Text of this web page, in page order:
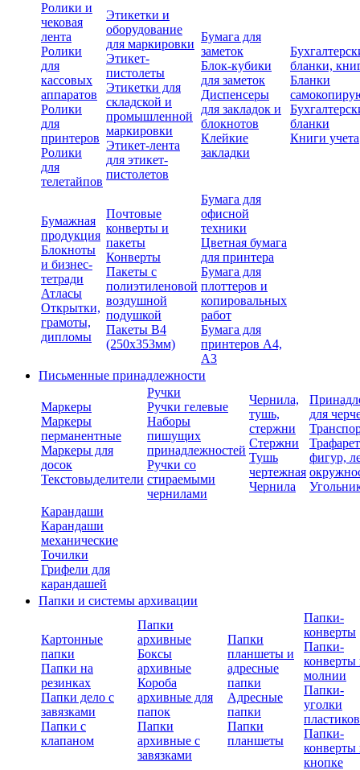
Ролики и
чековая
лента
Ролики
для
кассовых
аппаратов
Ролики
для
принтеров
Ролики
для
телетайпов
Этикетки и
оборудование
для маркировки
Этикет-
пистолеты
Этикетки для
складской и
промышленной
маркировки
Этикет-лента
для этикет-
пистолетов
Бумага для
заметок
Блок-кубики
для заметок
Диспенсеры
для закладок и
блокнотов
Клейкие
закладки
бланки,
Бланки
бланки
Книги учета
Бумажная
продукция
Блокноты
и бизнес-
тетради
Атласы
Открытки,
грамоты,
дипломы
Почтовые
конверты и
пакеты
Конверты
Пакеты с
полиэтиленовой
воздушной
подушкой
Пакеты В4
(250х353мм)
Бумага для
офисной
техники
Цветная бумага
для принтера
Бумага для
плоттеров и
копировальных
работ
Бумага для
принтеров А4,
А3
Письменные принадлежности
Маркеры
Маркеры
перманентные
Маркеры для
досок
Текстовыделители
Ручки
Ручки гелевые
Наборы
пишущих
принадлежностей
Ручки со
стираемыми
чернилами
Чернила,
тушь,
стержни
Стержни
Тушь
чертежная
Чернила
для
фигур,
Карандаши
Карандаши
механические
Точилки
Грифели для
карандашей
Папки и системы архивации
Картонные
папки
Папки на
резинках
Папки дело с
завязками
Папки с
клапаном
Папки
архивные
Боксы
архивные
Короба
архивные для
папок
Папки
архивные с
завязками
Папки
планшеты и
адресные
папки
Адресные
папки
Папки
планшеты
Папки-
конверты
Папки-
конверты
молнии
Папки-
уголки
Папки-
конверты
кнопке